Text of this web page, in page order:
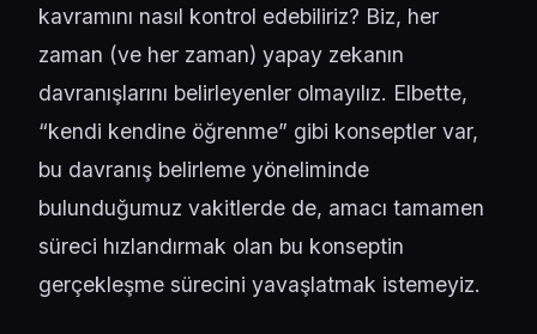
kavramını nasıl kontrol edebiliriz? Biz, her
zaman (ve her zaman) yapay zekanın
davranışlarını belirleyenler olmayılız. Elbette,
“kendi kendine öğrenme” gibi konseptler var,
bu davranış belirleme yöneliminde
bulunduğumuz vakitlerde de, amacı tamamen
süreci hızlandırmak olan bu konseptin
gerçekleşme sürecini yavaşlatmak istemeyiz.